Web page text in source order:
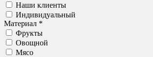
Наши клиенты
Индивидуальный
Материал *
Фрукты
Овощной
Мясо